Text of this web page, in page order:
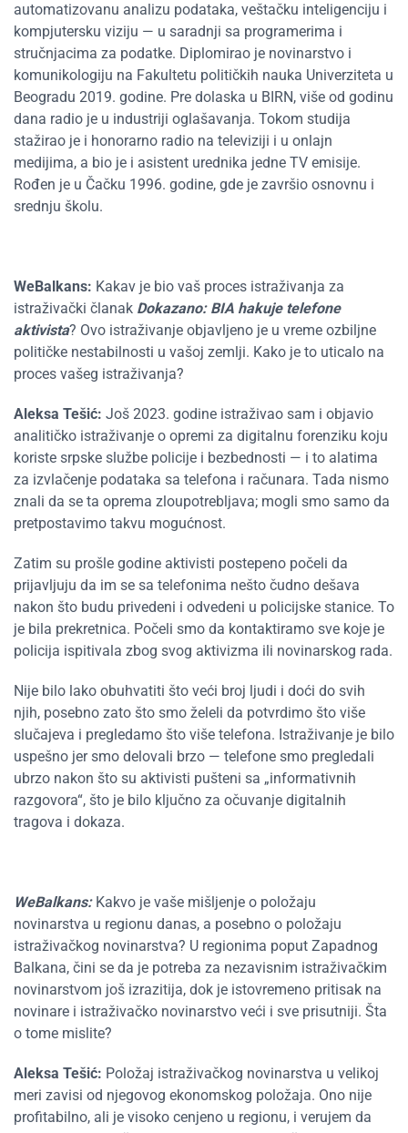
automatizovanu analizu podataka, veštačku inteligenciju i
kompjutersku viziju — u saradnji sa programerima i
stručnjacima za podatke. Diplomirao je novinarstvo i
komunikologiju na Fakultetu političkih nauka Univerziteta u
Beogradu 2019. godine. Pre dolaska u BIRN, više od godinu
dana radio je u industriji oglašavanja. Tokom studija
stažirao je i honorarno radio na televiziji i u onlajn
medijima, a bio je i asistent urednika jedne TV emisije.
Rođen je u Čačku 1996. godine, gde je završio osnovnu i
srednju školu.
WeBalkans: Kakav je bio vaš proces istraživanja za
istraživački članak Dokazano: BIA hakuje telefone
aktivista? Ovo istraživanje objavljeno je u vreme ozbiljne
političke nestabilnosti u vašoj zemlji. Kako je to uticalo na
proces vašeg istraživanja?
Aleksa Tešić: Još 2023. godine istraživao sam i objavio
analitičko istraživanje o opremi za digitalnu forenziku koju
koriste srpske službe policije i bezbednosti — i to alatima
za izvlačenje podataka sa telefona i računara. Tada nismo
znali da se ta oprema zloupotrebljava; mogli smo samo da
pretpostavimo takvu mogućnost.
Zatim su prošle godine aktivisti postepeno počeli da
prijavljuju da im se sa telefonima nešto čudno dešava
nakon što budu privedeni i odvedeni u policijske stanice. To
je bila prekretnica. Počeli smo da kontaktiramo sve koje je
policija ispitivala zbog svog aktivizma ili novinarskog rada.
Nije bilo lako obuhvatiti što veći broj ljudi i doći do svih
njih, posebno zato što smo želeli da potvrdimo što više
slučajeva i pregledamo što više telefona. Istraživanje je bilo
uspešno jer smo delovali brzo — telefone smo pregledali
ubrzo nakon što su aktivisti pušteni sa „informativnih
razgovora“, što je bilo ključno za očuvanje digitalnih
tragova i dokaza.
WeBalkans:Kakvo je vaše mišljenje o položaju
novinarstva u regionu danas, a posebno o položaju
istraživačkog novinarstva? U regionima poput Zapadnog
Balkana, čini se da je potreba za nezavisnim istraživačkim
novinarstvom još izrazitija, dok je istovremeno pritisak na
novinare i istraživačko novinarstvo veći i sve prisutniji. Šta
o tome mislite?
Aleksa Tešić: Položaj istraživačkog novinarstva u velikoj
meri zavisi od njegovog ekonomskog položaja. Ono nije
profitabilno, ali je visoko cenjeno u regionu, i verujem da